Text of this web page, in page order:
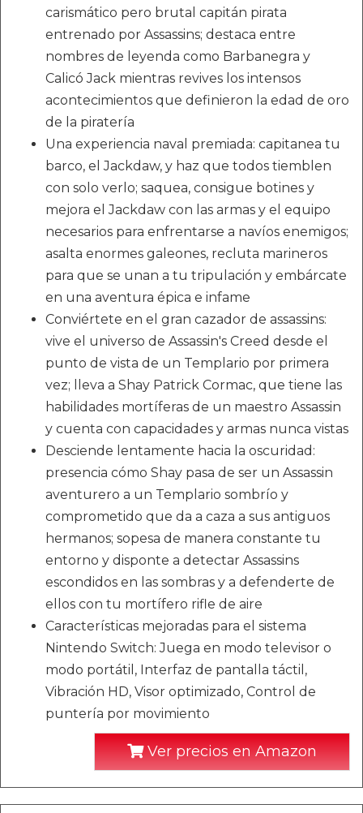
carismático pero brutal capitán pirata
entrenado por Assassins; destaca entre
nombres de leyenda como Barbanegra y
Calicó Jack mientras revives los intensos
acontecimientos que definieron la edad de oro
de la piratería
Una experiencia naval premiada: capitanea tu
barco, el Jackdaw, y haz que todos tiemblen
con solo verlo; saquea, consigue botines y
mejora el Jackdaw con las armas y el equipo
necesarios para enfrentarse a navíos enemigos;
asalta enormes galeones, recluta marineros
para que se unan a tu tripulación y embárcate
en una aventura épica e infame
Conviértete en el gran cazador de assassins:
vive el universo de Assassin's Creed desde el
punto de vista de un Templario por primera
vez; lleva a Shay Patrick Cormac, que tiene las
habilidades mortíferas de un maestro Assassin
y cuenta con capacidades y armas nunca vistas
Desciende lentamente hacia la oscuridad:
presencia cómo Shay pasa de ser un Assassin
aventurero a un Templario sombrío y
comprometido que da a caza a sus antiguos
hermanos; sopesa de manera constante tu
entorno y disponte a detectar Assassins
escondidos en las sombras y a defenderte de
ellos con tu mortífero rifle de aire
Características mejoradas para el sistema
Nintendo Switch: Juega en modo televisor o
modo portátil, Interfaz de pantalla táctil,
Vibración HD, Visor optimizado, Control de
puntería por movimiento
Ver precios en Amazon